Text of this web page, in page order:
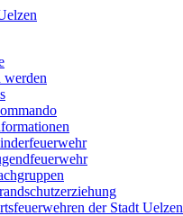
der Stadt Uelzen